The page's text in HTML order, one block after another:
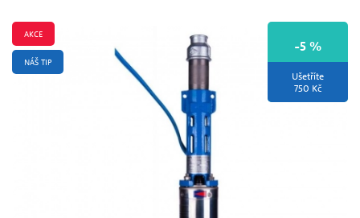
-5 %
Ušetříte
750 Kč
AKCE
NÁŠ TIP